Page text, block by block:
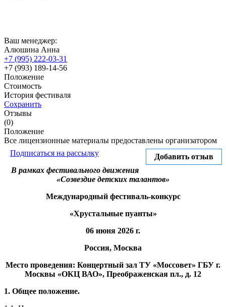
Ваш менеджер:
Алюшина Анна
+7 (995) 222-03-31
+7 (993) 189-14-56
Положение
Стоимость
История фестиваля
Сохранить
Отзывы
(0)
Положение
Все лицензионные материалы предоставлены организатором
Добавить отзыв
Подписаться на рассылку
В рамках фестивального движения
«Созвездие детских талантов»
Международный фестиваль-конкурс
«Хрустальные пуанты»
06 июня 2026 г.
Россия, Москва
Место проведения: Концертный зал ТУ «Моссовет» ГБУ г.
Москвы «ОКЦ ВАО», Преображенская пл., д. 12
1. Общее положение.